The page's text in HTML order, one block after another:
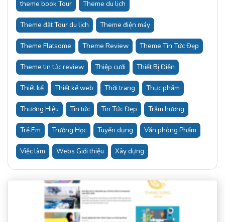
theme book Tour Theme du lịch
Theme đặt Tour du lịch Theme điện máy
Theme Flatsome Theme Review Theme Tin Tức Đẹp
Theme tin tức review Thiệp cưới Thiết Bị Điện
Thiết kế Thiết kế web Thời trang Thực phẩm
Thương Hiệu Tin tức Tin Tức Đẹp Trầm hương
Trẻ Em Trường Học Tuyển dụng Văn phòng Phẩm
Việc làm Webs Giới thiệu Xây dựng